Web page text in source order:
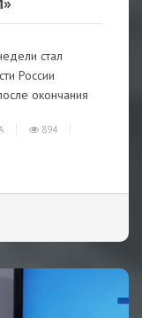
стал
России
окончания
894